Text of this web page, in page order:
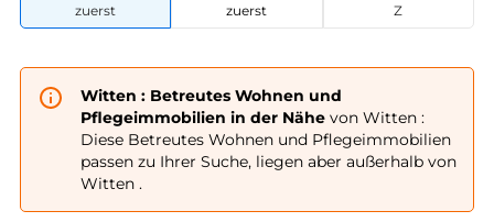
zuerst
zuerst
Z
Witten : Betreutes Wohnen und
Pflegeimmobilien in der Nähevon Witten :
Diese Betreutes Wohnen und Pflegeimmobilien
passen zu Ihrer Suche, liegen aber außerhalb von
Witten .